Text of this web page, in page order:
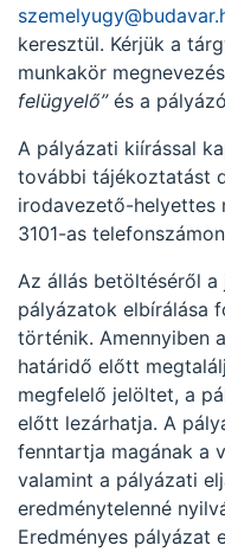
keresztül. Kérjük a
munkakör
felügyelő” és a
A pályázati kiírással
további tájékoztatást
irodavezető-helyettes
3101-as
Az állás betöltéséről
pályázatok elbírálása
történik. Amennyiben
határidő előtt
megfelelő jelöltet, a
előtt lezárhatja. A
fenntartja magának a
valamint a pályázati
eredménytelenné
Eredményes pályázat